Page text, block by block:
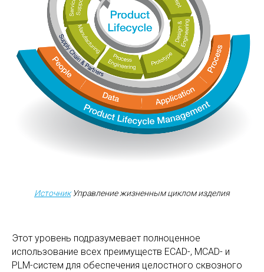
ИсточникУправление жизненным циклом изделия
Этот уровень подразумевает полноценное
использование всех преимуществ ECAD-, MCAD- и
PLM-систем для обеспечения целостного сквозного